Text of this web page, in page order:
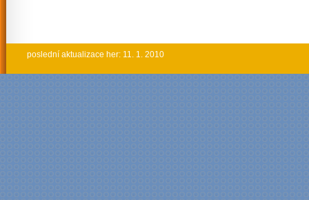
poslední aktualizace her: 11. 1. 2010